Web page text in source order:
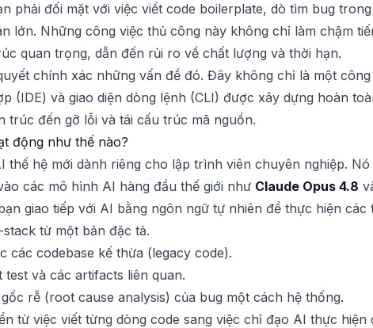
phải đối mặt với việc viết code boilerplate, dò tìm bug
lớn. Những công việc thủ công này không chỉ làm chậm
quan trọng, dẫn đến rủi ro về chất lượng và thời hạn.
chính xác những vấn đề đó. Đây không chỉ là một
(IDE) và giao diện dòng lệnh (CLI) được xây dựng hoàn
trúc đến gỡ lỗi và tái cấu trúc mã nguồn.
động như thế nào?
thế hệ mới dành riêng cho lập trình viên chuyên nghiệp.
các mô hình AI hàng đầu thế giới như Claude Opus 4.8
giao tiếp với AI bằng ngôn ngữ tự nhiên để thực hiện các
từ một bản đặc tả.
các codebase kế thừa (legacy code).
và các artifacts liên quan.
rễ (root cause analysis) của bug một cách hệ thống.
từ việc viết từng dòng code sang việc chỉ đạo AI thực